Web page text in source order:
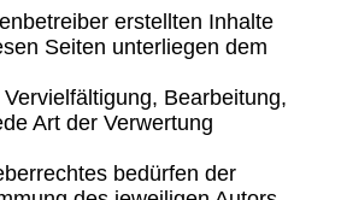
erstellten Inhalte
Seiten unterliegen dem
Bearbeitung,
Art der Verwertung
bedürfen der